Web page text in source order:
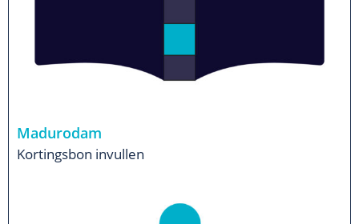
Madurodam
Kortingsbon invullen